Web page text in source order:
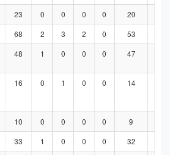
23 0 0 0 0 20
68 2 3 2 0 53
48 1 0 0 0 47
16 0 1 0 0 14
10 0 0 0 0 9
33 1 0 0 0 32